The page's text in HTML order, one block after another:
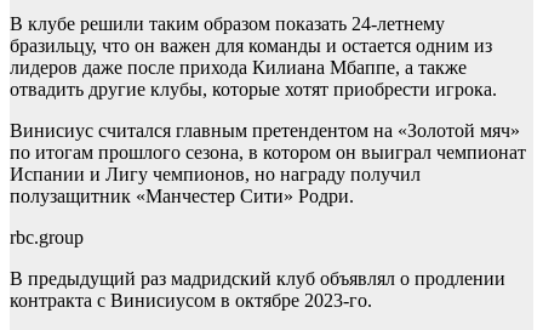
В клубе решили таким образом показать 24-летнему
бразильцу, что он важен для команды и остается одним из
лидеров даже после прихода Килиана Мбаппе, а также
отвадить другие клубы, которые хотят приобрести игрока.
Винисиус считался главным претендентом на «Золотой мяч»
по итогам прошлого сезона, в котором он выиграл чемпионат
Испании и Лигу чемпионов, но награду получил
полузащитник «Манчестер Сити» Родри.
rbc.group
В предыдущий раз мадридский клуб объявлял о продлении
контракта с Винисиусом в октябре 2023-го.